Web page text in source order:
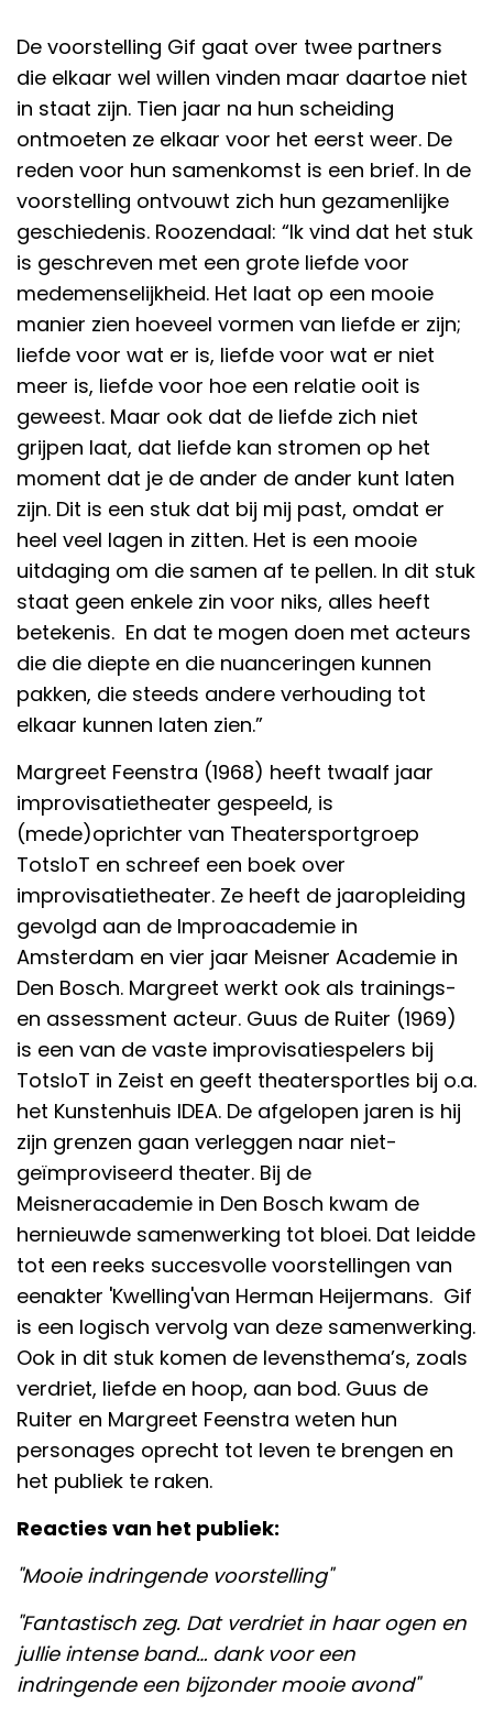
De voorstelling Gif gaat over twee partners
die elkaar wel willen vinden maar daartoe niet
in staat zijn. Tien jaar na hun scheiding
ontmoeten ze elkaar voor het eerst weer. De
reden voor hun samenkomst is een brief. In de
voorstelling ontvouwt zich hun gezamenlijke
geschiedenis. Roozendaal: “Ik vind dat het stuk
is geschreven met een grote liefde voor
medemenselijkheid. Het laat op een mooie
manier zien hoeveel vormen van liefde er zijn;
liefde voor wat er is, liefde voor wat er niet
meer is, liefde voor hoe een relatie ooit is
geweest. Maar ook dat de liefde zich niet
grijpen laat, dat liefde kan stromen op het
moment dat je de ander de ander kunt laten
zijn. Dit is een stuk dat bij mij past, omdat er
heel veel lagen in zitten. Het is een mooie
uitdaging om die samen af te pellen. In dit stuk
staat geen enkele zin voor niks, alles heeft
betekenis. En dat te mogen doen met acteurs
die die diepte en die nuanceringen kunnen
pakken, die steeds andere verhouding tot
elkaar kunnen laten zien.”
Margreet Feenstra (1968) heeft twaalf jaar
improvisatietheater gespeeld, is
(mede)oprichter van Theatersportgroep
TotsloT en schreef een boek over
improvisatietheater. Ze heeft de jaaropleiding
gevolgd aan de Improacademie in
Amsterdam en vier jaar Meisner Academie in
Den Bosch. Margreet werkt ook als trainings-
en assessment acteur. Guus de Ruiter (1969)
is een van de vaste improvisatiespelers bij
TotsloT in Zeist en geeft theatersportles bij o.a.
het Kunstenhuis IDEA. De afgelopen jaren is hij
zijn grenzen gaan verleggen naar niet-
geïmproviseerd theater. Bij de
Meisneracademie in Den Bosch kwam de
hernieuwde samenwerking tot bloei. Dat leidde
tot een reeks succesvolle voorstellingen van
eenakter 'Kwelling'van Herman Heijermans. Gif
is een logisch vervolg van deze samenwerking.
Ook in dit stuk komen de levensthema’s, zoals
verdriet, liefde en hoop, aan bod. Guus de
Ruiter en Margreet Feenstra weten hun
personages oprecht tot leven te brengen en
het publiek te raken.
Reacties van het publiek:
"Mooie indringende voorstelling"
"Fantastisch zeg. Dat verdriet in haar ogen en
jullie intense band… dank voor een
indringende een bijzonder mooie avond"